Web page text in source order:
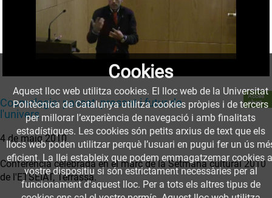
Cosmologia: passat, present i futur de
l'univers
Accés
obert
4 de maig 2010
Conferència celebrada en el marc de la Setmana cultural 2010
de l'ETSEIAT, Terrassa.
Cookies
Aquest lloc web utilitza cookies. El lloc web de la Universitat
Politècnica de Catalunya utilitza cookies pròpies i de tercers
per millorar l’experiència de navegació i amb finalitats
estadístiques. Les cookies són petits arxius de text que els
llocs web poden utilitzar perquè l’usuari en pugui fer un ús
eficient. La llei estableix que podem emmagatzemar cookies
vostre dispositiu si són estrictament necessàries per al
funcionament d'aquest lloc. Per a tots els altres tipus de